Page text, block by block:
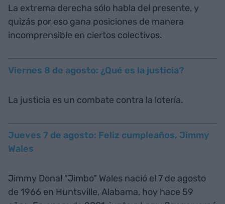
La extrema derecha sólo habla del presente, y
quizás por eso gana posiciones de manera
incomprensible en ciertos colectivos.
Viernes 8 de agosto: ¿Qué es la justicia?
La justicia es un combate contra la lotería.
Jueves 7 de agosto: Feliz cumpleaños, Jimmy
Wales
Jimmy Donal “Jimbo” Wales nació el 7 de agosto
de 1966 en Huntsville, Alabama, hoy hace 59